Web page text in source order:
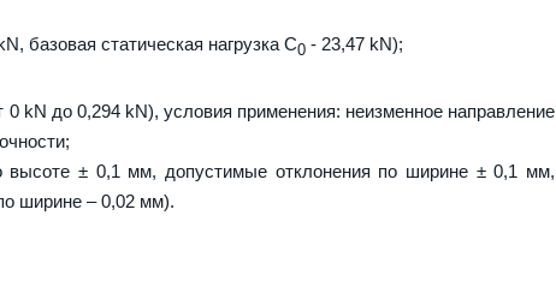
базовая статическая нагрузка С0 - 23,47 kN);
0 kN до 0,294 kN), условия применения: неизменное направление
высоте ± 0,1 мм, допустимые отклонения по ширине ± 0,1 мм,
ширине – 0,02 мм).